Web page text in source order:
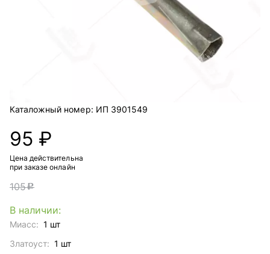
Каталожный номер: ИП 3901549
95 ₽
Цена действительна
при заказе онлайн
105c
В наличии:
Миасс: 1 шт
Златоуст: 1 шт